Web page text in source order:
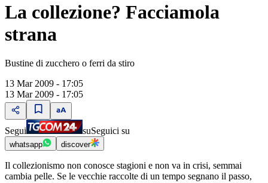
La collezione? Facciamola
strana
Bustine di zucchero o ferri da stiro
13 Mar 2009 - 17:05
13 Mar 2009 - 17:05
Segui suSeguici su
whatsapp discover
Il collezionismo non conosce stagioni e non va in crisi, semmai
cambia pelle. Se le vecchie raccolte di un tempo segnano il passo,